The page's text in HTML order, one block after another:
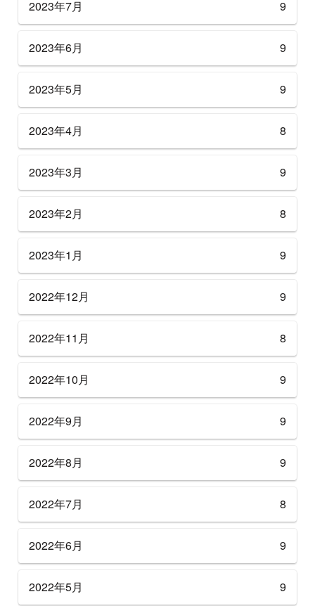
2023年7月 9
2023年6月 9
2023年5月 9
2023年4月 8
2023年3月 9
2023年2月 8
2023年1月 9
2022年12月 9
2022年11月 8
2022年10月 9
2022年9月 9
2022年8月 9
2022年7月 8
2022年6月 9
2022年5月 9